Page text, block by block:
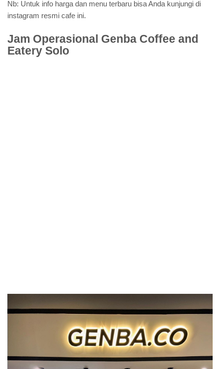
Nb: Untuk info harga dan menu terbaru bisa Anda kunjungi di
instagram resmi cafe ini.
Jam Operasional Genba Coffee and
Eatery Solo